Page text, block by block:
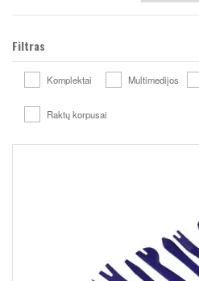
Filtras
Komplektai Multimedijos
Raktų korpusai